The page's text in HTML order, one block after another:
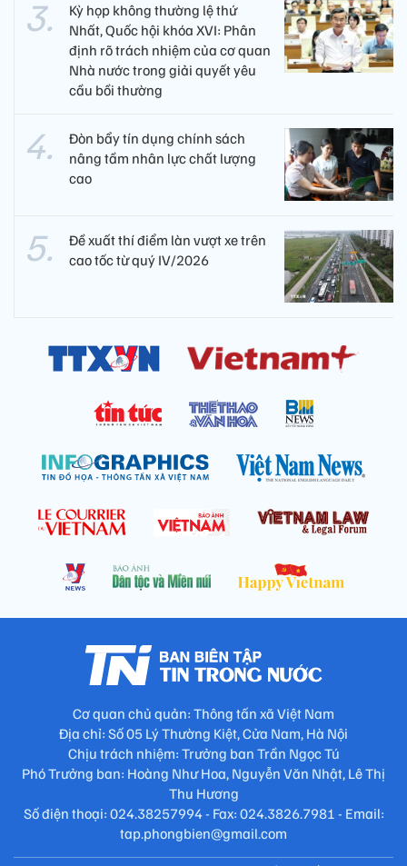
Kỳ họp không thường lệ thứ
Nhất, Quốc hội khóa XVI: Phân
định rõ trách nhiệm của cơ quan
Nhà nước trong giải quyết yêu
cầu bồi thường
Đòn bẩy tín dụng chính sách
nâng tầm nhân lực chất lượng
cao
Đề xuất thí điểm làn vượt xe trên
cao tốc từ quý IV/2026
Cơ quan chủ quản: Thông tấn xã Việt Nam
Địa chỉ: Số 05 Lý Thường Kiệt, Cửa Nam, Hà Nội
Chịu trách nhiệm: Trưởng ban Trần Ngọc Tú
Phó Trưởng ban: Hoàng Như Hoa, Nguyễn Văn Nhật, Lê Thị
Thu Hương
Số điện thoại: 024.38257994 - Fax: 024.3826.7981 - Email:
tap.phongbien@gmail.com